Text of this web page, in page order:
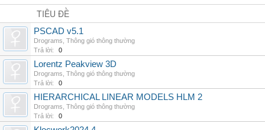
TIÊU ĐỀ
PSCAD v5.1
Drograms Thông gió thông thường
Trả lời:
0
Lorentz Peakview 3D
Drograms Thông gió thông thường
Trả lời:
0
HIERARCHICAL LINEAR MODELS HLM 2
Drograms Thông gió thông thường
Trả lời:
0